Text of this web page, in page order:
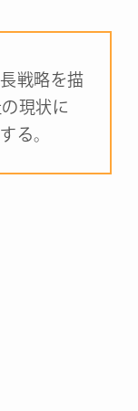
戦略を描
現状に
る。